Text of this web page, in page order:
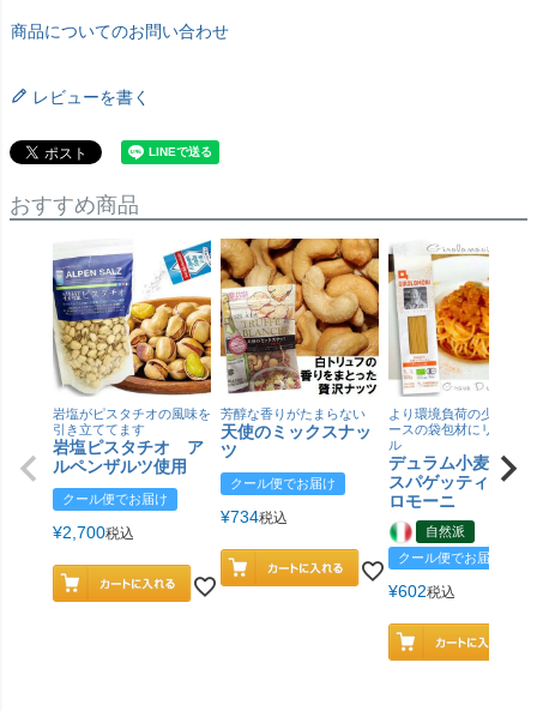
商品についてのお問い合わせ
レビューを書く
おすすめ商品
岩塩がピスタチオの風味を
引き立ててます
岩塩ピスタチオ ア
ルペンザルツ使用
クール便でお届け
¥2,700税込
芳醇な香りがたまらない
天使のミックスナッ
ツ
クール便でお届け
¥734税込
より環境負荷の少ない紙
ースの袋包材にリニュー
ル
デュラム小麦 有
スパゲッティ／ジ
ロモーニ
自然派
クール便でお届け
¥602税込